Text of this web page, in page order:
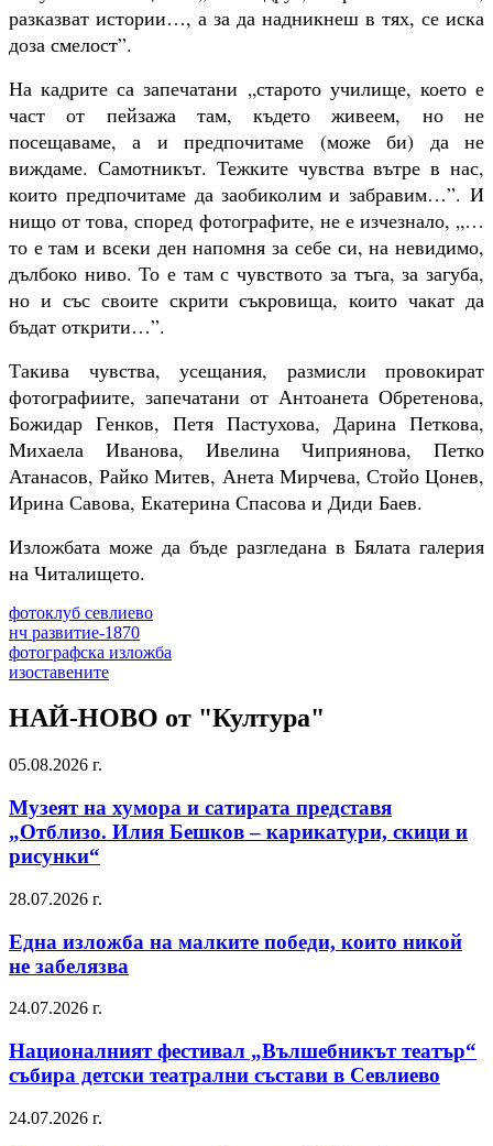
разказват истории…, а за да надникнеш в тях, се иска
доза смелост”.
На кадрите са запечатани „старото училище, което е
част от пейзажа там, където живеем, но не
посещаваме, а и предпочитаме (може би) да не
виждаме. Самотникът. Тежките чувства вътре в нас,
които предпочитаме да заобиколим и забравим…”. И
нищо от това, според фотографите, не е изчезнало, „…
то е там и всеки ден напомня за себе си, на невидимо,
дълбоко ниво. То е там с чувството за тъга, за загуба,
но и със своите скрити съкровища, които чакат да
бъдат открити…”.
Такива чувства, усещания, размисли провокират
фотографиите, запечатани от Антоанета Обретенова,
Божидар Генков, Петя Пастухова, Дарина Петкова,
Михаела Иванова, Ивелина Чиприянова, Петко
Атанасов, Райко Митев, Анета Мирчева, Стойо Цонев,
Ирина Савова, Екатерина Спасова и Диди Баев.
Изложбата може да бъде разгледана в Бялата галерия
на Читалището.
фотоклуб севлиево
нч развитие-1870
фотографска изложба
изоставените
НАЙ-НОВО от "Култура"
05.08.2026 г.
Музеят на хумора и сатирата представя
„Отблизо. Илия Бешков – карикатури, скици и
рисунки“
28.07.2026 г.
Една изложба на малките победи, които никой
не забелязва
24.07.2026 г.
Националният фестивал „Вълшебникът театър“
събира детски театрални състави в Севлиево
24.07.2026 г.